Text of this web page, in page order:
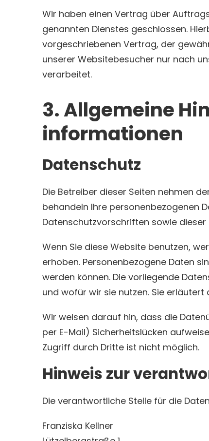
Wir haben einen Vertrag über
genannten Dienstes geschlossen.
vorgeschriebenen Vertrag, der
unserer Websitebesucher nur nach
verarbeitet.
3. Allgemeine
informationen
Datenschutz
Die Betreiber dieser Seiten nehmen
behandeln Ihre personenbezogenen
Datenschutzvorschriften sowie
Wenn Sie diese Website benutzen,
erhoben. Personenbezogene Daten
werden können. Die vorliegende
und wofür wir sie nutzen. Sie
Wir weisen darauf hin, dass die
per E-Mail) Sicherheitslücken
Zugriff durch Dritte ist nicht möglich.
Hinweis zur
Die verantwortliche Stelle für die
Franziska Kellner